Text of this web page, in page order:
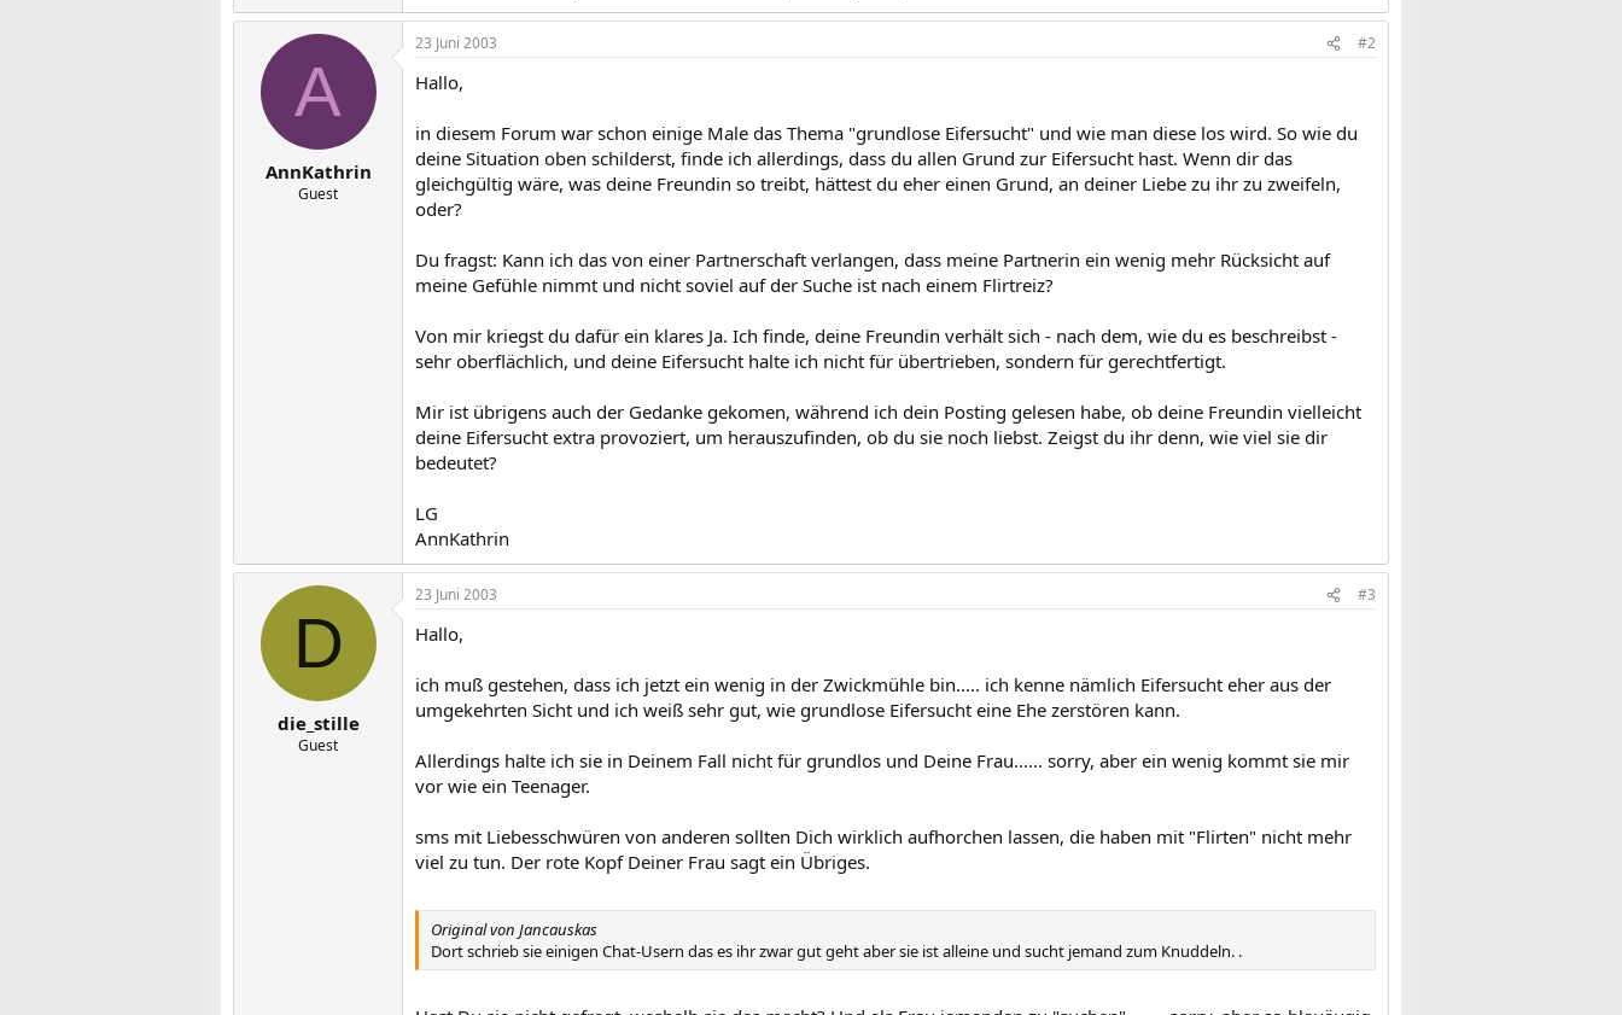
A
AnnKathrin
Guest
23 Juni 2003 #2
Hallo,
in diesem Forum war schon einige Male das Thema "grundlose Eifersucht" und wie man diese los wird. So wie du
deine Situation oben schilderst, finde ich allerdings, dass du allen Grund zur Eifersucht hast. Wenn dir das
gleichgültig wäre, was deine Freundin so treibt, hättest du eher einen Grund, an deiner Liebe zu ihr zu zweifeln,
oder?
Du fragst: Kann ich das von einer Partnerschaft verlangen, dass meine Partnerin ein wenig mehr Rücksicht auf
meine Gefühle nimmt und nicht soviel auf der Suche ist nach einem Flirtreiz?
Von mir kriegst du dafür ein klares Ja. Ich finde, deine Freundin verhält sich - nach dem, wie du es beschreibst -
sehr oberflächlich, und deine Eifersucht halte ich nicht für übertrieben, sondern für gerechtfertigt.
Mir ist übrigens auch der Gedanke gekomen, während ich dein Posting gelesen habe, ob deine Freundin vielleicht
deine Eifersucht extra provoziert, um herauszufinden, ob du sie noch liebst. Zeigst du ihr denn, wie viel sie dir
bedeutet?
LG
AnnKathrin
D
die_stille
Guest
23 Juni 2003 #3
Hallo,
ich muß gestehen, dass ich jetzt ein wenig in der Zwickmühle bin..... ich kenne nämlich Eifersucht eher aus der
umgekehrten Sicht und ich weiß sehr gut, wie grundlose Eifersucht eine Ehe zerstören kann.
Allerdings halte ich sie in Deinem Fall nicht für grundlos und Deine Frau...... sorry, aber ein wenig kommt sie mir
vor wie ein Teenager.
sms mit Liebesschwüren von anderen sollten Dich wirklich aufhorchen lassen, die haben mit "Flirten" nicht mehr
viel zu tun. Der rote Kopf Deiner Frau sagt ein Übriges.
Original von Jancauskas
Dort schrieb sie einigen Chat-Usern das es ihr zwar gut geht aber sie ist alleine und sucht jemand zum Knuddeln. .